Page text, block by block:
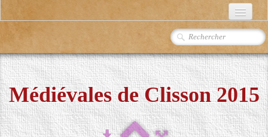
L'ASSOCIATION▼
FESTIVAL 2026▼
MÉDIAS▼
Médiévales de Clisson 2015